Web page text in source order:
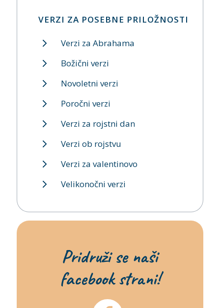
VERZI ZA POSEBNE PRILOŽNOSTI
Verzi za Abrahama
Božični verzi
Novoletni verzi
Poročni verzi
Verzi za rojstni dan
Verzi ob rojstvu
Verzi za valentinovo
Velikonočni verzi
Pridruži se naši
facebook strani!